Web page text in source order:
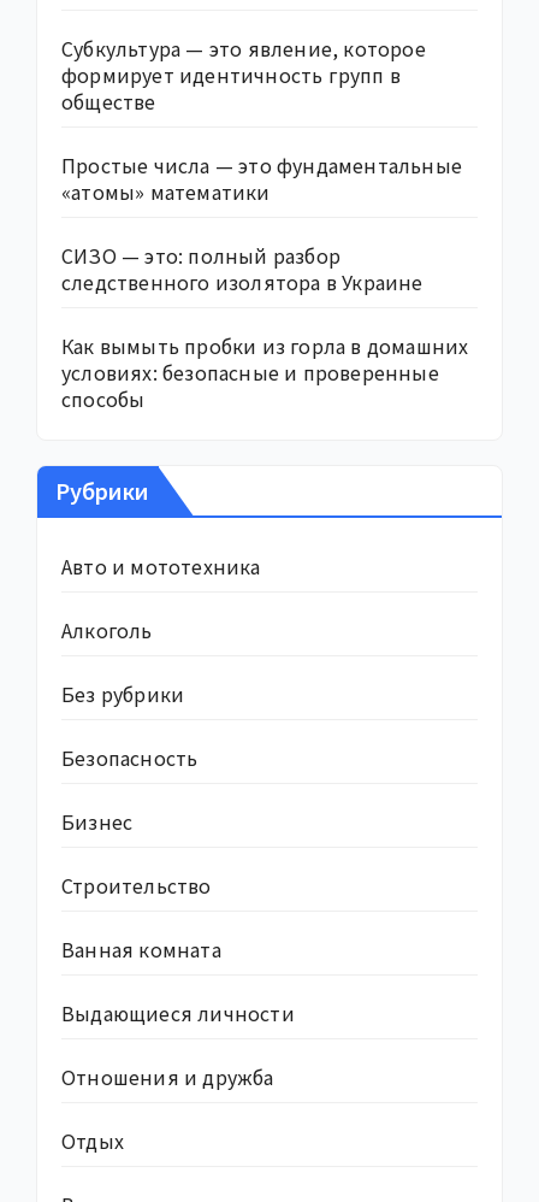
Субкультура — это явление, которое
формирует идентичность групп в
обществе
Простые числа — это фундаментальные
«атомы» математики
СИЗО — это: полный разбор
следственного изолятора в Украине
Как вымыть пробки из горла в домашних
условиях: безопасные и проверенные
способы
Рубрики
Авто и мототехника
Алкоголь
Без рубрики
Безопасность
Бизнес
Строительство
Ванная комната
Выдающиеся личности
Отношения и дружба
Отдых